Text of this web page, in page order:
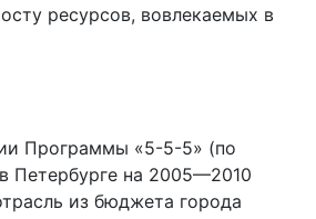
ресурсов, вовлекаемых в
Программы «5-5-5» (по
Петербурге на 2005—2010
из бюджета города